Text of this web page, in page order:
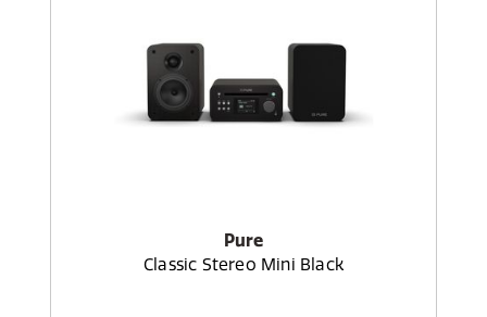
Pure
Classic Stereo Mini Black